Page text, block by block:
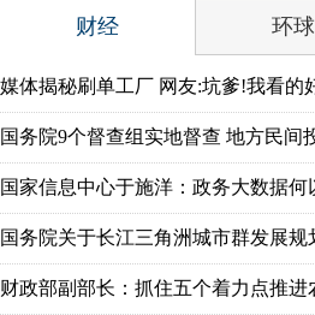
财经 环球
媒体揭秘刷单工厂 网友:坑爹!我看的
国务院9个督查组实地督查 地方民间
国家信息中心于施洋：政务大数据何
国务院关于长江三角洲城市群发展规
财政部副部长：抓住五个着力点推进